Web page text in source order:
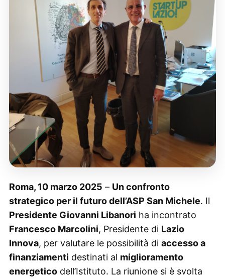
Roma, 10 marzo 2025 – Un confronto
strategico per il futuro dell’ASP San Michele. Il
Presidente Giovanni Libanori ha incontrato
Francesco Marcolini, Presidente di Lazio
Innova, per valutare le possibilità di accesso a
finanziamenti destinati al miglioramento
energeticodell’Istituto. La riunione si è svolta